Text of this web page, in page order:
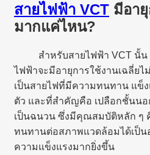
สายไฟฟ้า VCT มีอา
มากแค่ไหน?
สำหรับสายไฟฟ้า VCT นั้น
ไฟฟ้าจะมีอายุการใช้งานเฉลี่ยไ
เป็นสายไฟที่มีความทนทาน แข็
ตัว และที่สำคัญคือ เปลือกชั้นน
เป็นฉนวน ซึ่งมีคุณสมบัติหลัก ๆ
ทนทานต่อสภาพแวดล้อมได้เป็น
ความแข็งแรงมากยิ่งขึ้น